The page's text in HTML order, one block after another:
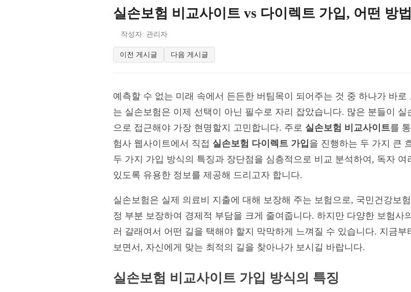
실손보험 비교사이트 vs 다이렉트 가입, 어떤 방
작성자: 관리자
이전 게시글 다음 게시글
예측할 수 없는 미래 속에서 든든한 버팀목이 되어주는 것 중 하나가 바
는 실손보험은 이제 선택이 아닌 필수로 자리 잡았습니다. 많은 분들이
으로 접근해야 가장 현명할지 고민합니다. 주로 실손보험 비교사이트를
험사 웹사이트에서 직접 실손보험 다이렉트 가입을 진행하는 두 가지 큰
두 가지 가입 방식의 특징과 장단점을 심층적으로 비교 분석하여, 독자
있도록 유용한 정보를 제공해 드리고자 합니다.
실손보험은 실제 의료비 지출에 대해 보장해 주는 보험으로, 국민건강보
정 부분 보장하여 경제적 부담을 크게 줄여줍니다. 하지만 다양한 보험사
러 갈래여서 어떤 길을 택해야 할지 막막하게 느껴질 수 있습니다. 지금
보면서, 자신에게 맞는 최적의 길을 찾아나가 보시길 바랍니다.
실손보험 비교사이트 가입 방식의 특징